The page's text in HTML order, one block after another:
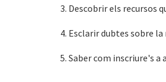
3. Descobrir els recursos
4. Esclarir dubtes sobre la
5. Saber com inscriure's